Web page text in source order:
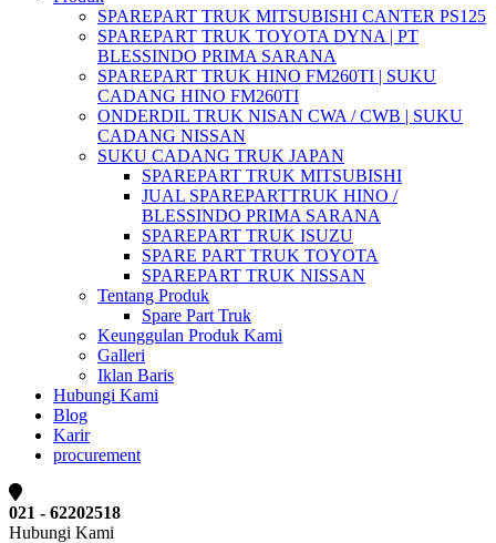
SPAREPART TRUK MITSUBISHI CANTER PS125
SPAREPART TRUK TOYOTA DYNA | PT
BLESSINDO PRIMA SARANA
SPAREPART TRUK HINO FM260TI | SUKU
CADANG HINO FM260TI
ONDERDIL TRUK NISAN CWA / CWB | SUKU
CADANG NISSAN
SUKU CADANG TRUK JAPAN
SPAREPART TRUK MITSUBISHI
JUAL SPAREPARTTRUK HINO /
BLESSINDO PRIMA SARANA
SPAREPART TRUK ISUZU
SPARE PART TRUK TOYOTA
SPAREPART TRUK NISSAN
Tentang Produk
Spare Part Truk
Keunggulan Produk Kami
Galleri
Iklan Baris
Hubungi Kami
Blog
Karir
procurement
021 - 62202518
Hubungi Kami